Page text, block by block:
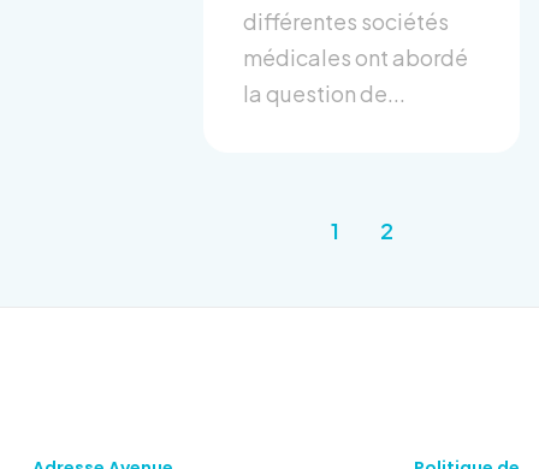
différentes sociétés
médicales ont abordé
la question de...
1 2